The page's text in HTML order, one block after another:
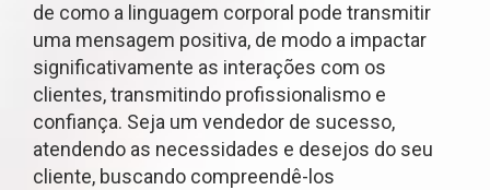
de como a linguagem corporal pode transmitir
uma mensagem positiva, de modo a impactar
significativamente as interações com os
clientes, transmitindo profissionalismo e
confiança. Seja um vendedor de sucesso,
atendendo as necessidades e desejos do seu
cliente, buscando compreendê-los